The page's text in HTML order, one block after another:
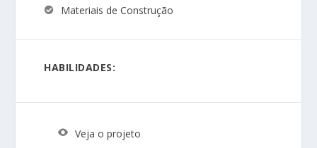
Materiais de Construção
HABILIDADES:
Veja o projeto